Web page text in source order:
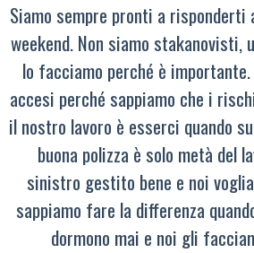
Siamo sempre pronti a risponderti
weekend. Non siamo stakanovisti,
lo facciamo perché è
accesi perché sappiamo che i
il nostro lavoro è esserci quando
buona polizza è solo metà del
sinistro gestito bene e noi
sappiamo fare la differenza
dormono mai e noi gli